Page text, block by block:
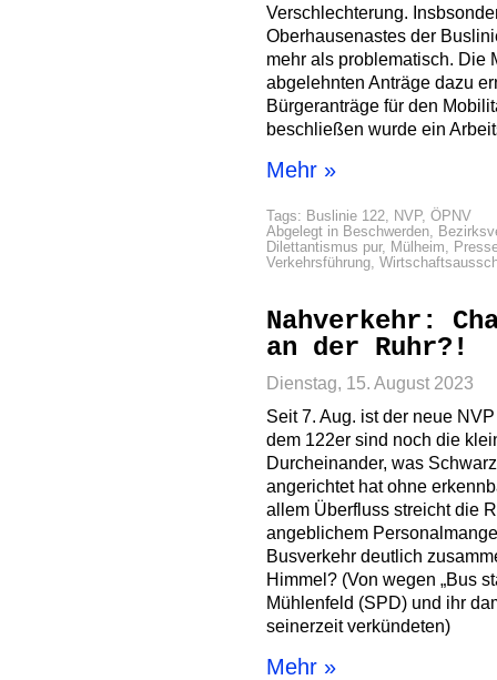
Verschlechterung.
Oberhausenastes der
mehr als problematisch. Die
abgelehnten Anträge dazu
Bürgeranträge für den
beschließen wurde ein
Mehr »
Tags: Buslinie 122, NVP, ÖPNV
Abgelegt in Beschwerden,
Dilettantismus pur, Mülheim,
Verkehrsführung,
Nahverkehr:
an der Ruhr?!
Dienstag, 15. August 2023
Seit 7. Aug. ist der neue
dem 122er sind noch die
Durcheinander, was
angerichtet hat ohne
allem Überfluss streicht die
angeblichem
Busverkehr deutlich
Himmel? (Von wegen „Bus
Mühlenfeld (SPD) und ihr
seinerzeit verkündeten)
Mehr »